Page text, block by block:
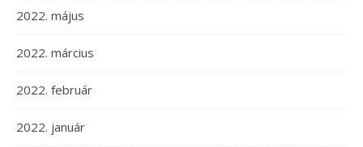
2022. május
2022. március
2022. február
2022. január